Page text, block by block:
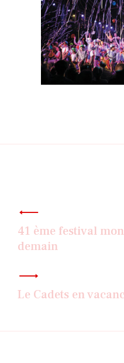
de
l’article
41 ème festival
demain
Le Cadets en